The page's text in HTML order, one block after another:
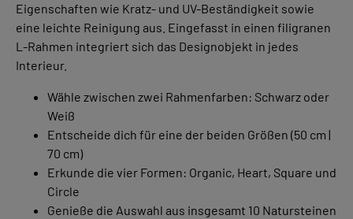
Eigenschaften wie Kratz- und UV-Beständigkeit sowie
eine leichte Reinigung aus. Eingefasst in einen filigranen
L-Rahmen integriert sich das Designobjekt in jedes
Interieur.
Wähle zwischen zwei Rahmenfarben: Schwarz oder
Weiß
Entscheide dich für eine der beiden Größen (50 cm |
70 cm)
Erkunde die vier Formen: Organic, Heart, Square und
Circle
Genieße die Auswahl aus insgesamt 10 Natursteinen